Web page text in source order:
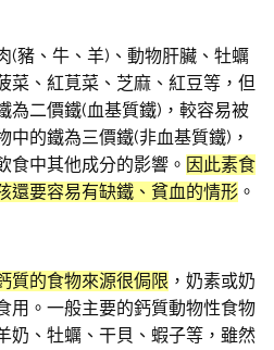
(豬、牛、羊)、動物肝臟、牡蠣
菜、紅莧菜、芝麻、紅豆等，但
為二價鐵(血基質鐵)，較容易被
中的鐵為三價鐵(非血基質鐵)，
食中其他成分的影響。 因此素食
還要容易有缺鐵、貧血的情形 。
質的食物來源很侷限 ，奶素或奶
用。一般主要的鈣質動物性食物
奶、牡蠣、干貝、蝦子等，雖然